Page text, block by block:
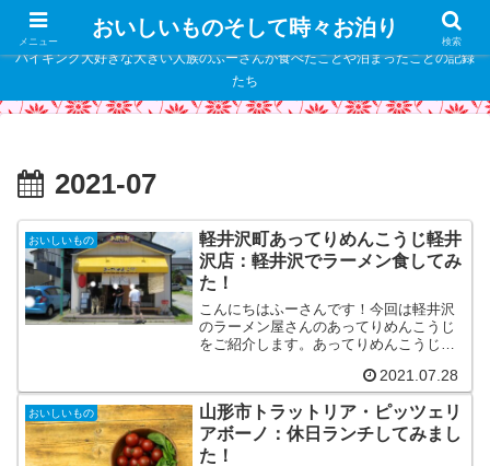
" />
バイキング大好きな大きい人族のふーさんが食べたことや泊まったことの記録
たち
2021-07
おいしいもの
軽井沢町あってりめんこうじ軽井
沢店：軽井沢でラーメン食してみ
た！
こんにちはふーさんです！今回は軽井沢
のラーメン屋さんのあってりめんこうじ
をご紹介します。あってりめんこうじ軽
井沢店は中軽井沢駅前にあります。あっ
てりめんこうじ軽井沢店TEL 0267-45-
7922住所 ...
2021.07.28
おいしいもの
山形市トラットリア・ピッツェリ
アボーノ：休日ランチしてみまし
た！
メニュー
おいしいものそして時々お泊り
検索